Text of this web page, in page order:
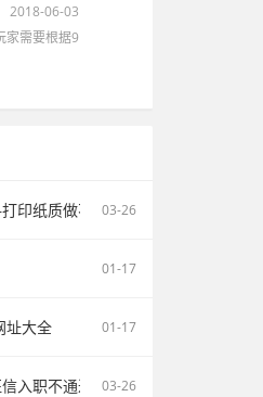
2018-06-03
家需要根据9
纸质做不了报告无痕PS修改和如
03-26
01-17
址大全 01-17
入职不通过为什么会让自己更被动
03-26